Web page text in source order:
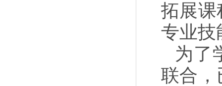
拓展课
专业技
为了
联合，